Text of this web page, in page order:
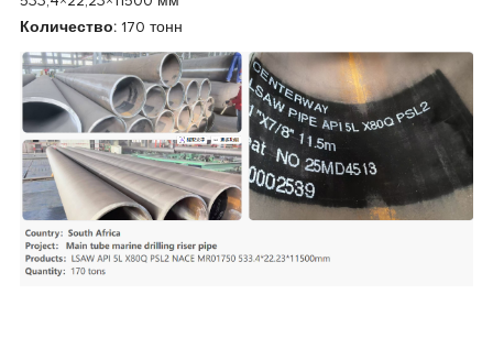
Количество:170 тонн